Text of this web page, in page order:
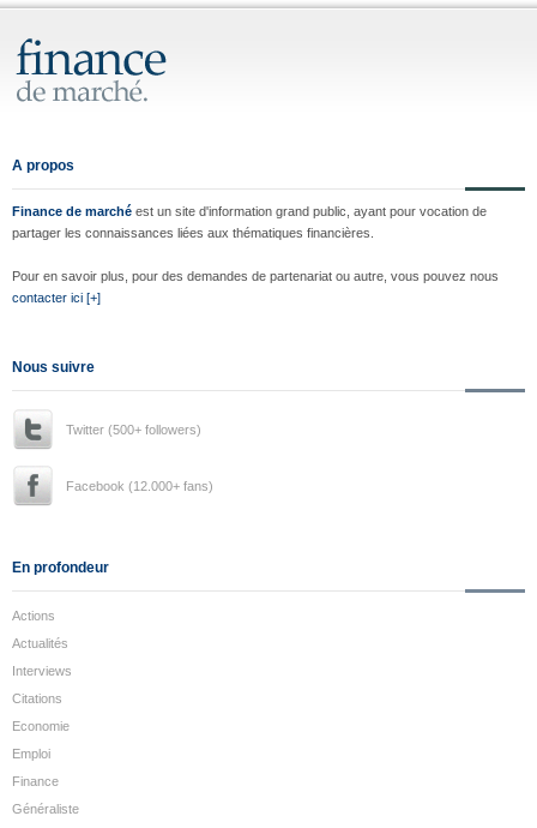
A propos
Finance de marché est un site d'information grand public, ayant pour vocation de
partager les connaissances liées aux thématiques financières.
Pour en savoir plus, pour des demandes de partenariat ou autre, vous pouvez nous
contacter ici [+]
Nous suivre
Twitter (500+ followers)
Facebook (12.000+ fans)
En profondeur
Actions
Actualités
Interviews
Citations
Economie
Emploi
Finance
Généraliste